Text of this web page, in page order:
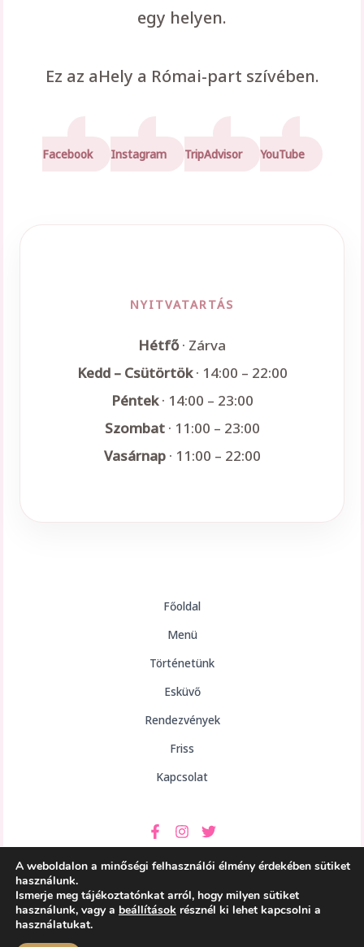
egy helyen.
Ez az aHely a Római-part szívében.
Facebook Instagram TripAdvisor YouTube
NYITVATARTÁS
Hétfő· Zárva
Kedd – Csütörtök· 14:00 – 22:00
Péntek· 14:00 – 23:00
Szombat· 11:00 – 23:00
Vasárnap· 11:00 – 22:00
Főoldal
Menü
Történetünk
Esküvő
Rendezvények
Friss
Kapcsolat
Copyright © 2026 aHely Étterem
A weboldalon a minőségi felhasználói élmény érdekében sütiket
használunk.
Ismerje meg tájékoztatónkat arról, hogy milyen sütiket
használunk, vagy a beállítások résznél ki lehet kapcsolni a
használatukat.